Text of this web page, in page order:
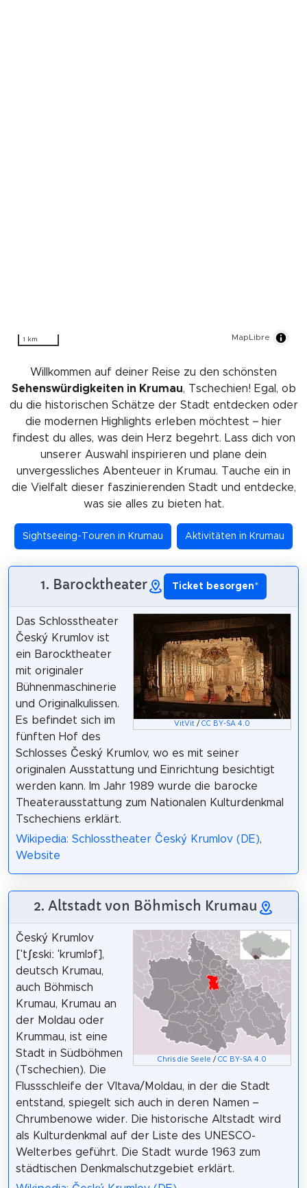
1 km MapLibre
Willkommen auf deiner Reise zu den schönsten
Sehenswürdigkeiten in Krumau, Tschechien! Egal, ob
du die historischen Schätze der Stadt entdecken oder
die modernen Highlights erleben möchtest – hier
findest du alles, was dein Herz begehrt. Lass dich von
unserer Auswahl inspirieren und plane dein
unvergessliches Abenteuer in Krumau. Tauche ein in
die Vielfalt dieser faszinierenden Stadt und entdecke,
was sie alles zu bieten hat.
Sightseeing-Touren in Krumau Aktivitäten in Krumau
1. Barocktheater Ticket besorgen*
VitVit /CC BY-SA 4.0
Das Schlosstheater
Český Krumlov ist
ein Barocktheater
mit originaler
Bühnenmaschinerie
und Originalkulissen.
Es befindet sich im
fünften Hof des
Schlosses Český Krumlov, wo es mit seiner
originalen Ausstattung und Einrichtung besichtigt
werden kann. Im Jahr 1989 wurde die barocke
Theaterausstattung zum Nationalen Kulturdenkmal
Tschechiens erklärt.
Wikipedia: Schlosstheater Český Krumlov (DE),
Website
2. Altstadt von Böhmisch Krumau
Chris die Seele /CC BY-SA 4.0
Český Krumlov
[ˈtʃɛskiː ˈkrumlɔf],
deutsch Krumau,
auch Böhmisch
Krumau, Krumau an
der Moldau oder
Krummau, ist eine
Stadt in Südböhmen
(Tschechien). Die
Flussschleife der Vltava/Moldau, in der die Stadt
entstand, spiegelt sich auch in deren Namen –
Chrumbenowe wider. Die historische Altstadt wird
als Kulturdenkmal auf der Liste des UNESCO-
Welterbes geführt. Die Stadt wurde 1963 zum
städtischen Denkmalschutzgebiet erklärt.